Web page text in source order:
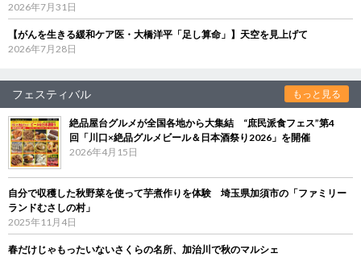
2026年7月31日
【がんを生きる緩和ケア医・大橋洋平「足し算命」】天空を見上げて
2026年7月28日
フェスティバル もっと見る
絶品屋台グルメが全国各地から大集結 “庶民派食フェス”第4
回「川口×絶品グルメビール＆日本酒祭り2026」を開催
2026年4月15日
自分で収穫した秋野菜を使って芋煮作りを体験 埼玉県加須市の「ファミリー
ランドむさしの村」
2025年11月4日
春だけじゃもったいないさくらの名所、加治川で秋のマルシェ